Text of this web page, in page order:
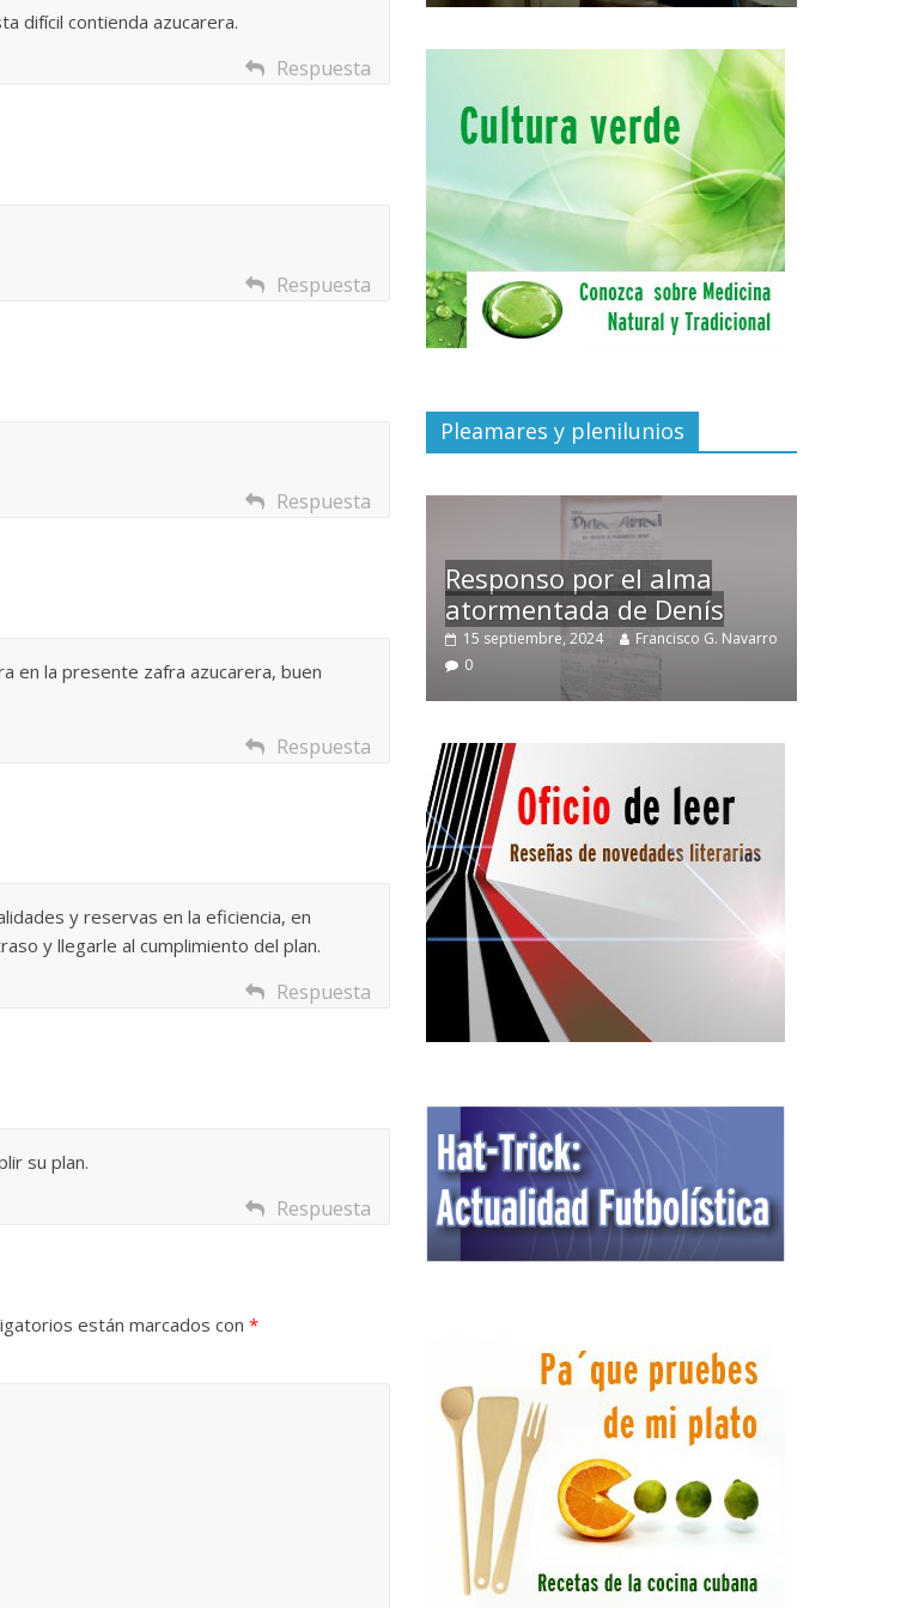
difícil contienda azucarera.
Respuesta
Respuesta
Respuesta
en la presente zafra azucarera, buen
Respuesta
y reservas en la eficiencia, en
y llegarle al cumplimiento del plan.
Respuesta
su plan.
Respuesta
están marcados con *
Pleamares y plenilunios
0
Temprano oficio de lector
2 noviembre, 2024
Francisco G. Navarro
0